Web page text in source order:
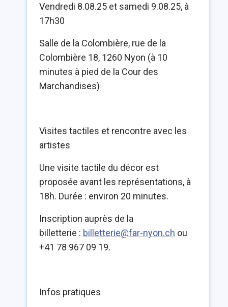
Vendredi 8.08.25 et samedi 9.08.25, à
17h30
Salle de la Colombière, rue de la
Colombière 18, 1260 Nyon (à 10
minutes à pied de la Cour des
Marchandises)
Visites tactiles et rencontre avec les
artistes
Une visite tactile du décor est
proposée avant les représentations, à
18h. Durée : environ 20 minutes.
Inscription auprès de la
billetterie : billetterie@far-nyon.ch ou
+41 78 967 09 19.
Infos pratiques